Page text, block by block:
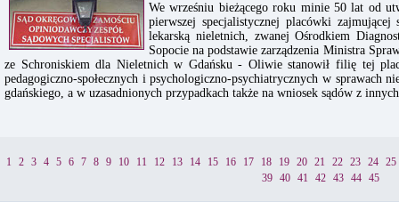
We wrześniu bieżącego roku minie 50 lat od
pierwszej specjalistycznej placówki zajmującej
lekarską nieletnich, zwanej Ośrodkiem
Sopocie na podstawie zarządzenia Ministra
ze Schroniskiem dla Nieletnich w Gdańsku - Oliwie stanowił filię tej
pedagogiczno-społecznych i psychologiczno-psychiatrycznych w sprawach
gdańskiego, a w uzasadnionych przypadkach także na wniosek sądów z
1 2 3 4 5 6 7 8 9 10 11 12 13 14 15 16 17 18 19 20 21 22 23 24
25
39
40 41 42 43 44 45